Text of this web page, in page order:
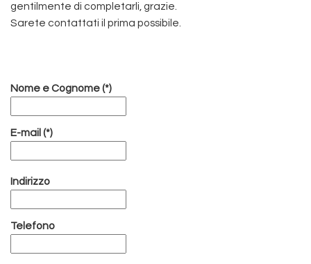
gentilmente di completarli, grazie.
Sarete contattati il prima possibile.
Nome e Cognome (*)
E-mail (*)
Indirizzo
Telefono